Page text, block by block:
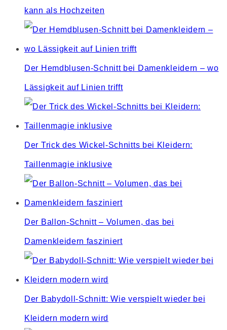
kann als Hochzeiten
Der Hemdblusen-Schnitt bei Damenkleidern – wo
Lässigkeit auf Linien trifft
Der Trick des Wickel-Schnitts bei Kleidern:
Taillenmagie inklusive
Der Ballon-Schnitt – Volumen, das bei
Damenkleidern fasziniert
Der Babydoll-Schnitt: Wie verspielt wieder bei
Kleidern modern wird